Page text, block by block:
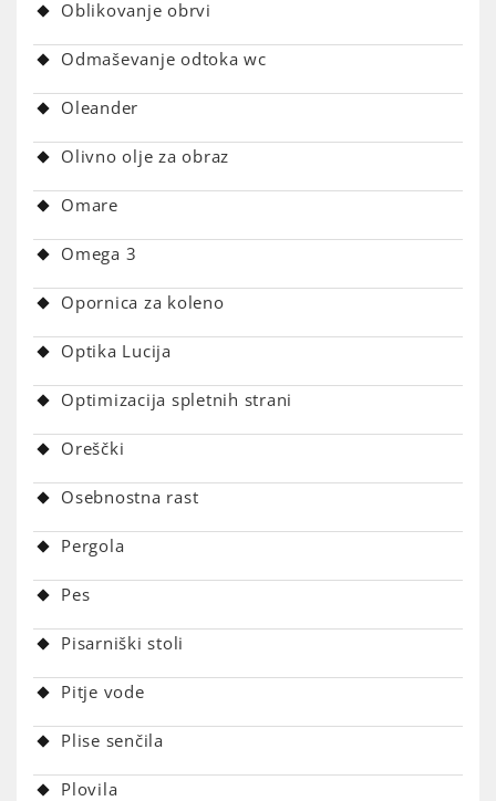
Oblikovanje obrvi
Odmaševanje odtoka wc
Oleander
Olivno olje za obraz
Omare
Omega 3
Opornica za koleno
Optika Lucija
Optimizacija spletnih strani
Oreščki
Osebnostna rast
Pergola
Pes
Pisarniški stoli
Pitje vode
Plise senčila
Plovila